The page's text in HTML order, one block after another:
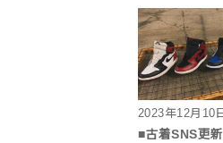
2023年12月10日
■古着SNS更